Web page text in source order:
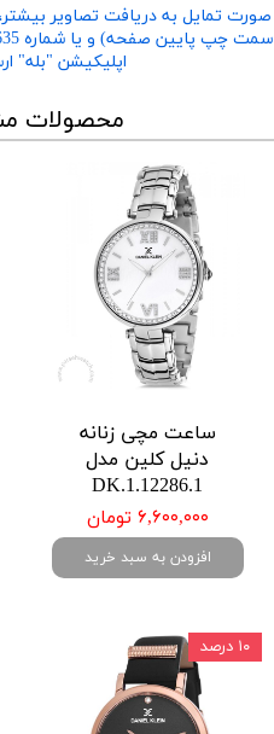
تمایل به دریافت تصاویر
اپلیکیشن "بله"
محصولات
ساعت مچی زنانه
دنیل کلین مدل
DK.1.12286.1
۶,۶۰۰,۰۰۰ تومان
افزودن به سبد خرید
۱۰ درصد